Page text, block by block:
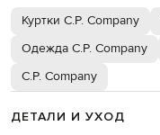
Куртки C.P. Company
Одежда C.P. Company
C.P. Company
ДЕТАЛИ И УХОД